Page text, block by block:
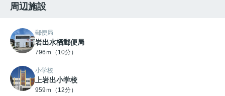
周辺施設
郵便局
岩出水栖郵便局
796ｍ（10分）
小学校
上岩出小学校
959ｍ（12分）